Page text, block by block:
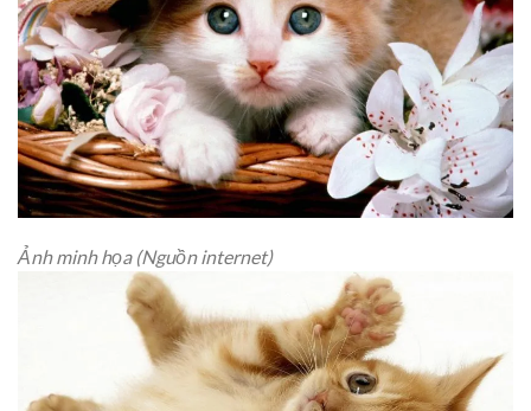
Ảnh minh họa (Nguồn internet)